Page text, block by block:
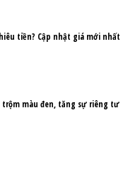
tiền? Cập nhật giá mới nhất
trộm màu đen, tăng sự riêng tư